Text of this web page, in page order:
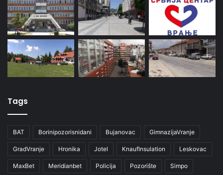
Tags
BAT Borinipozorisnidani Bujanovac GimnazijaVranje
GradVranje Hronika Jotel KnaufInsulation Leskovac
MaxBet Meridianbet Policija Pozorište Simpo